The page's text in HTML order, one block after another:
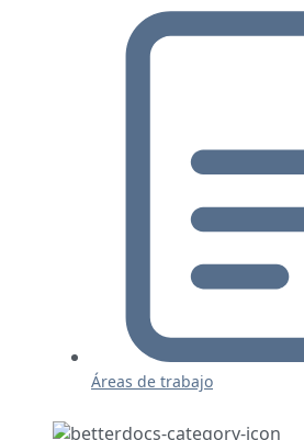
Áreas de trabajo